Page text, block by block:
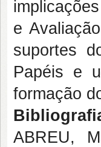
e
suportes
Papéis e
formação
ABREU,